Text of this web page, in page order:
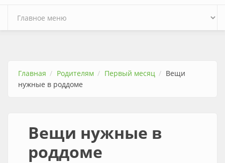
Главная Родителям Первый месяц
Вещи
нужные в роддоме
Вещи нужные в
роддоме